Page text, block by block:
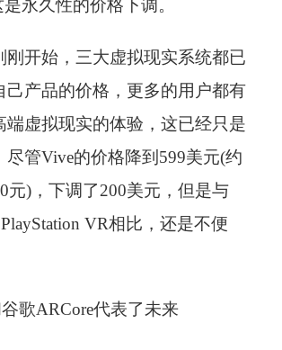
永久性的价格下调。
刚开始，三大虚拟现实系统都已
己产品的价格，更多的用户都有
端虚拟现实的体验，这已经只是
尽管Vive的价格降到599美元(约
元)，下调了200美元，但是与
VR相比，还是不便
歌ARCore代表了未来